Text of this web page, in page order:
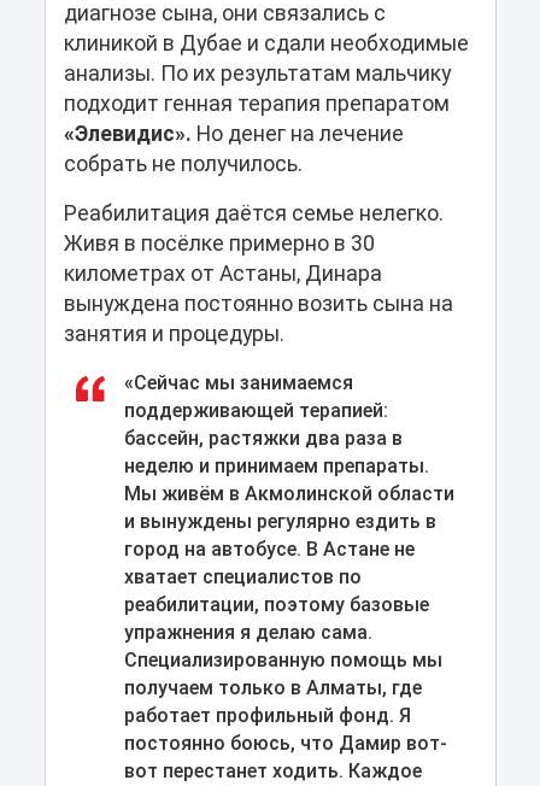
диагнозе сына, они связались с
клиникой в Дубае и сдали необходимые
анализы. По их результатам мальчику
подходит генная терапия препаратом
«Элевидис». Но денег на лечение
собрать не получилось.
Реабилитация даётся семье нелегко.
Живя в посёлке примерно в 30
километрах от Астаны, Динара
вынуждена постоянно возить сына на
занятия и процедуры.
«Сейчас мы занимаемся
поддерживающей терапией:
бассейн, растяжки два раза в
неделю и принимаем препараты.
Мы живём в Акмолинской области
и вынуждены регулярно ездить в
город на автобусе. В Астане не
хватает специалистов по
реабилитации, поэтому базовые
упражнения я делаю сама.
Специализированную помощь мы
получаем только в Алматы, где
работает профильный фонд. Я
постоянно боюсь, что Дамир вот-
вот перестанет ходить. Каждое